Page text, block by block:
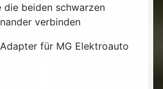
die beiden schwarzen
verbinden